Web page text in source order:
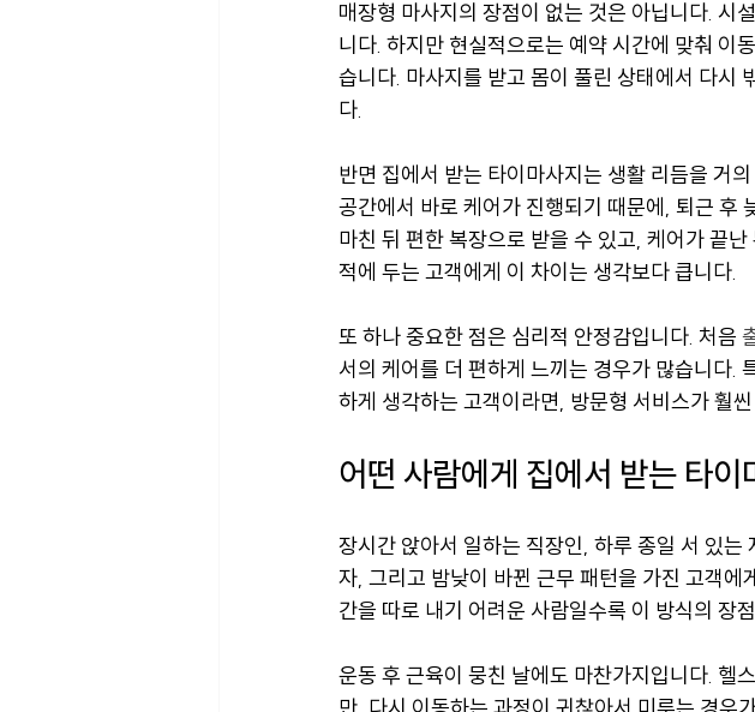
매장형 마사지의 장점이 없는 것은 아닙니다. 시
니다. 하지만 현실적으로는 예약 시간에 맞춰 이
습니다. 마사지를 받고 몸이 풀린 상태에서 다시
다.
반면 집에서 받는 타이마사지는 생활 리듬을 거
공간에서 바로 케어가 진행되기 때문에, 퇴근 후
마친 뒤 편한 복장으로 받을 수 있고, 케어가 끝
적에 두는 고객에게 이 차이는 생각보다 큽니다.
또 하나 중요한 점은 심리적 안정감입니다. 처음
서의 케어를 더 편하게 느끼는 경우가 많습니다.
하게 생각하는 고객이라면, 방문형 서비스가 훨
어떤 사람에게 집에서 받는 타
장시간 앉아서 일하는 직장인, 하루 종일 서 있
자, 그리고 밤낮이 바뀐 근무 패턴을 가진 고객
간을 따로 내기 어려운 사람일수록 이 방식의 장
운동 후 근육이 뭉친 날에도 마찬가지입니다. 헬